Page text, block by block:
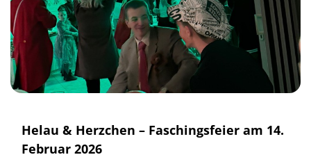
Helau & Herzchen – Faschingsfeier am 14.
Februar 2026